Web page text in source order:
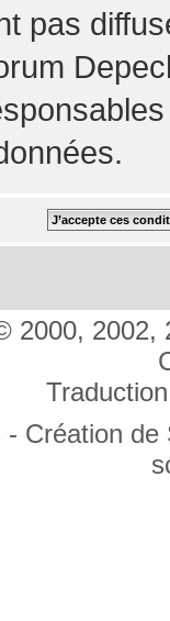
pas
2000, 2002,
- Création